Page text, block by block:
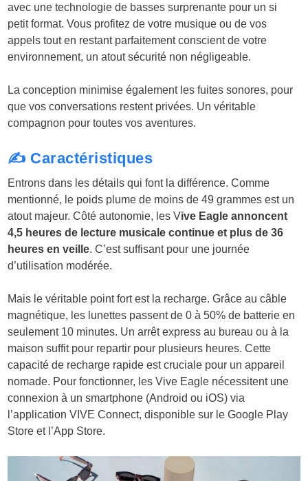
avec une technologie de basses surprenante pour un si
petit format. Vous profitez de votre musique ou de vos
appels tout en restant parfaitement conscient de votre
environnement, un atout sécurité non négligeable.
La conception minimise également les fuites sonores, pour
que vos conversations restent privées. Un véritable
compagnon pour toutes vos aventures.
✍️ Caractéristiques
Entrons dans les détails qui font la différence. Comme
mentionné, le poids plume de moins de 49 grammes est un
atout majeur. Côté autonomie, les Vive Eagle annoncent
4,5 heures de lecture musicale continue et plus de 36
heures en veille. C’est suffisant pour une journée
d’utilisation modérée.
Mais le véritable point fort est la recharge. Grâce au câble
magnétique, les lunettes passent de 0 à 50% de batterie en
seulement 10 minutes. Un arrêt express au bureau ou à la
maison suffit pour repartir pour plusieurs heures. Cette
capacité de recharge rapide est cruciale pour un appareil
nomade. Pour fonctionner, les Vive Eagle nécessitent une
connexion à un smartphone (Android ou iOS) via
l’application VIVE Connect, disponible sur le Google Play
Store et l’App Store.